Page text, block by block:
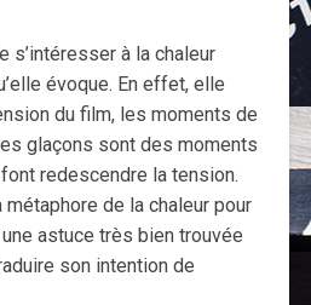
s’intéresser à la chaleur
évoque. En effet, elle
du film, les moments de
glaçons sont des moments
redescendre la tension.
de la chaleur pour
astuce très bien trouvée
son intention de